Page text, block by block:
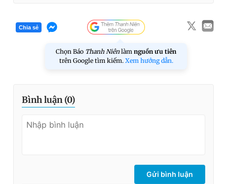
Chia sẻ
Chọn Báo Thanh Niên làm nguồn ưu tiên
trên Google tìm kiếm. Xem hướng dẫn.
Bình luận (0)
Gửi bình luận